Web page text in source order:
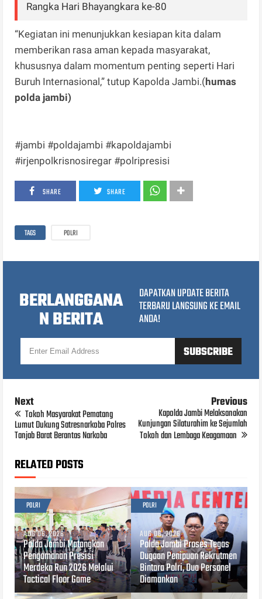
Rangka Hari Bhayangkara ke-80
“Kegiatan ini menunjukkan kesiapan kita dalam
memberikan rasa aman kepada masyarakat,
khususnya dalam momentum penting seperti Hari
Buruh Internasional,” tutup Kapolda Jambi.(humas
polda jambi)
#jambi #poldajambi #kapoldajambi
#irjenpolkrisnosiregar #polripresisi
SHARE SHARE
TAGS POLRI
BERLANGGANA
N BERITA
DAPATKAN UPDATE BERITA
TERBARU LANGSUNG KE EMAIL
ANDA!
Next
Tokoh Masyarakat Pematang
Lumut Dukung Satresnarkoba Polres
Tanjab Barat Berantas Narkoba
Previous
Kapolda Jambi Melaksanakan
Kunjungan Silaturahim ke Sejumlah
Tokoh dan Lembaga Keagamaan
RELATED POSTS
POLRI
AUG 06, 2026
Polda Jambi Matangkan
Pengamanan Presisi
Merdeka Run 2026 Melalui
Tactical Floor Game
POLRI
AUG 06, 2026
Polda Jambi Proses Tegas
Dugaan Penipuan Rekrutmen
Bintara Polri, Dua Personel
Diamankan